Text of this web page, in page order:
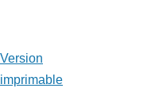
Version
imprimable